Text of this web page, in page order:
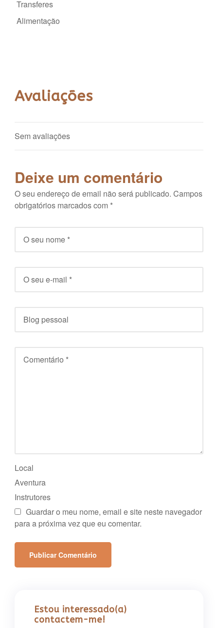
Transferes
Alimentação
Avaliações
Sem avaliações
Deixe um comentário
O seu endereço de email não será publicado. Campos
obrigatórios marcados com *
Local
Aventura
Instrutores
Guardar o meu nome, email e site neste navegador
para a próxima vez que eu comentar.
Estou interessado(a)
contactem-me!